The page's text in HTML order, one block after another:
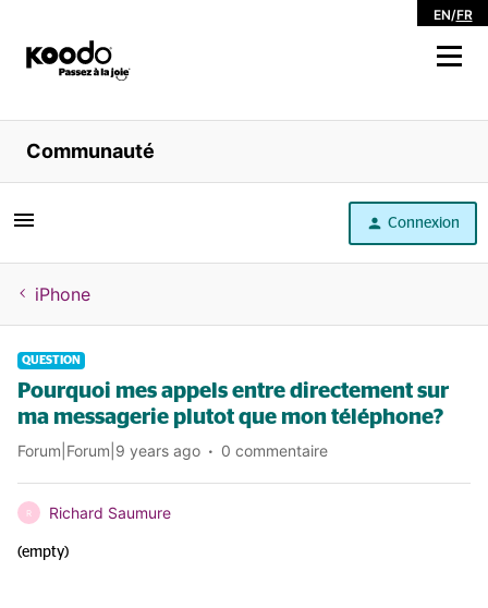
EN/FR
Magasiner
Libre service
Aide
Communauté
Connexion
iPhone
QUESTION
Pourquoi mes appels entre directement sur
ma messagerie plutot que mon téléphone?
Forum|Forum|9 years ago 0 commentaire
R Richard Saumure
(empty)